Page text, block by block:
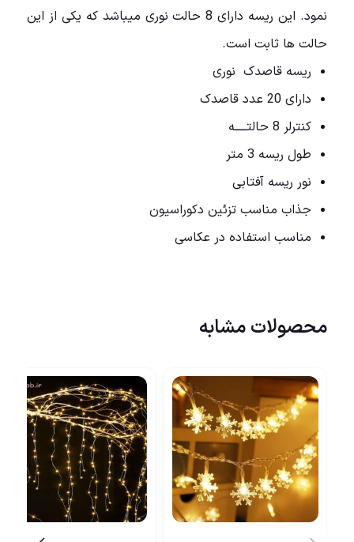
نمود. این ریسه دارای 8 حالت نوری میباشد که یکی از این
حالت ها ثابت است.
ریسه قاصدک نوری
دارای 20 عدد قاصدک
کنترلر 8 حالتـــــه
طول ریسه 3 متر
نور ریسه آفتابی
جذاب مناسب تزئین دکوراسیون
مناسب استفاده در عکاسی
محصولات مشابه